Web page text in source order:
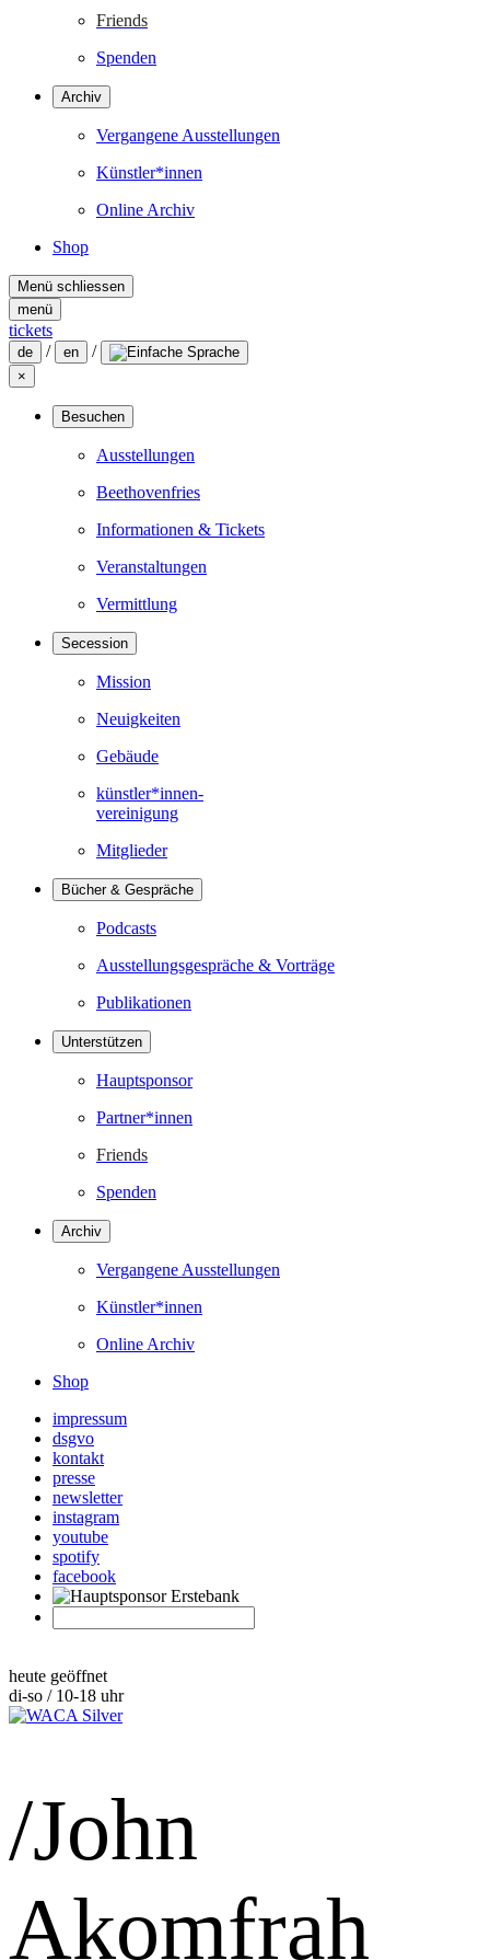
Friends
Spenden
Archiv
Vergangene Ausstellungen
Künstler*innen
Online Archiv
Shop
Menü schliessen
menü
tickets
de / en /
×
Besuchen
Ausstellungen
Beethovenfries
Informationen & Tickets
Veranstaltungen
Vermittlung
Secession
Mission
Neuigkeiten
Gebäude
künstler*innen-
vereinigung
Mitglieder
Bücher & Gespräche
Podcasts
Ausstellungsgespräche & Vorträge
Publikationen
Unterstützen
Hauptsponsor
Partner*innen
Friends
Spenden
Archiv
Vergangene Ausstellungen
Künstler*innen
Online Archiv
Shop
impressum
dsgvo
kontakt
presse
newsletter
instagram
youtube
spotify
facebook
heute geöffnet
di-so / 10-18 uhr
/John
Akomfrah